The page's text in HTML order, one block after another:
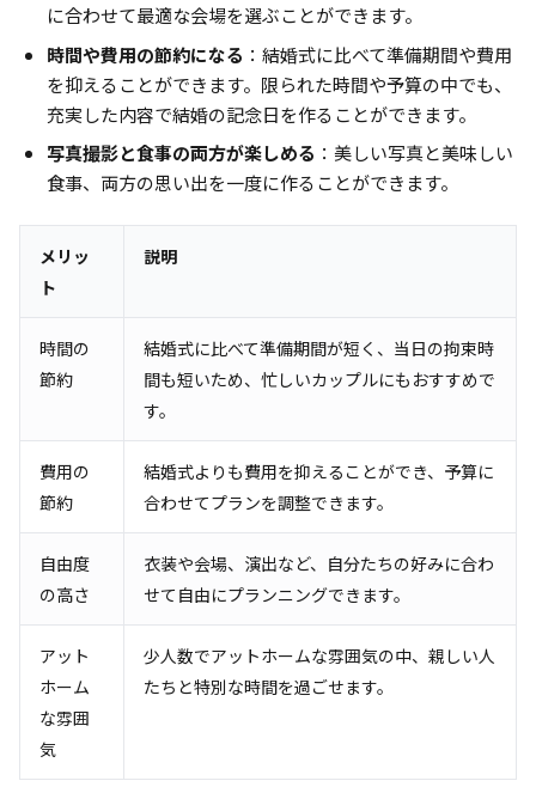
に合わせて最適な会場を選ぶことができます。
時間や費用の節約になる ：結婚式に比べて準備期間や費用
を抑えることができます。限られた時間や予算の中でも、
充実した内容で結婚の記念日を作ることができます。
写真撮影と食事の両方が楽しめる ：美しい写真と美味しい
食事、両方の思い出を一度に作ることができます。
メリッ
ト
説明
時間の
節約
結婚式に比べて準備期間が短く、当日の拘束時
間も短いため、忙しいカップルにもおすすめで
す。
費用の
節約
結婚式よりも費用を抑えることができ、予算に
合わせてプランを調整できます。
自由度
の高さ
衣装や会場、演出など、自分たちの好みに合わ
せて自由にプランニングできます。
アット
ホーム
な雰囲
気
少人数でアットホームな雰囲気の中、親しい人
たちと特別な時間を過ごせます。